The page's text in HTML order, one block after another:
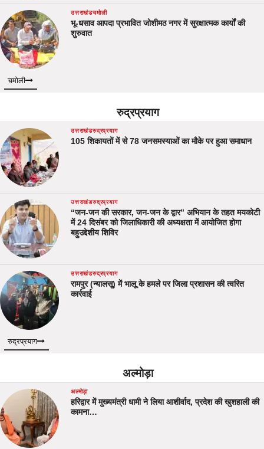
उत्तराखंडचमोली
भू-धसाव आपदा प्रभावित जोशीमठ नगर में सुरक्षात्मक कार्यों की
शुरुवात
चमोली
रुद्रप्रयाग
उत्तराखंडरुद्रप्रयाग
105 शिकायतों में से 78 जनसमस्याओं का मौके पर हुआ समाधान
उत्तराखंडरुद्रप्रयाग
“जन-जन की सरकार, जन-जन के द्वार” अभियान के तहत मयकोटी
में 24 दिसंबर को जिलाधिकारी की अध्यक्षता में आयोजित होगा
बहुउद्देशीय शिविर
उत्तराखंडरुद्रप्रयाग
रामपुर (न्यालसू) में भालू के हमले पर जिला प्रशासन की त्वरित
कार्रवाई
रुद्रप्रयाग
अल्मोड़ा
अल्मोड़ा
हरिद्वार में मुख्यमंत्री धामी ने लिया आशीर्वाद, प्रदेश की खुशहाली की
कामना…